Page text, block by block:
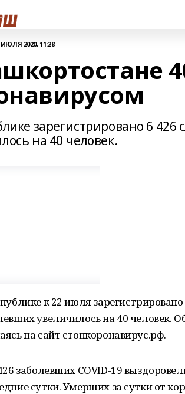
ИЮЛЯ 2020, 11:28
зарегистрировано 6
на 40 человек.
к 22 июля
увеличилось на 40
на сайт стопкоронавирус.рф.
заболевших COVID-19
сутки. Умерших за сутки от